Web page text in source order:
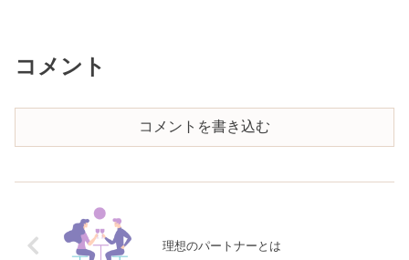
コメント
コメントを書き込む
理想のパートナーとは